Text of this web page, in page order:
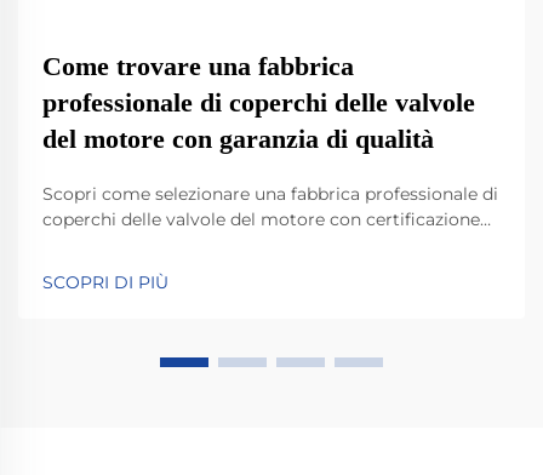
Come trovare una fabbrica
professionale di coperchi delle valvole
del motore con garanzia di qualità
Scopri come selezionare una fabbrica professionale di
coperchi delle valvole del motore con certificazione
test avanzati di controllo qualità per un'affidabilità
conforme agli standard OEM. Scopri di più.
SCOPRI DI PIÙ